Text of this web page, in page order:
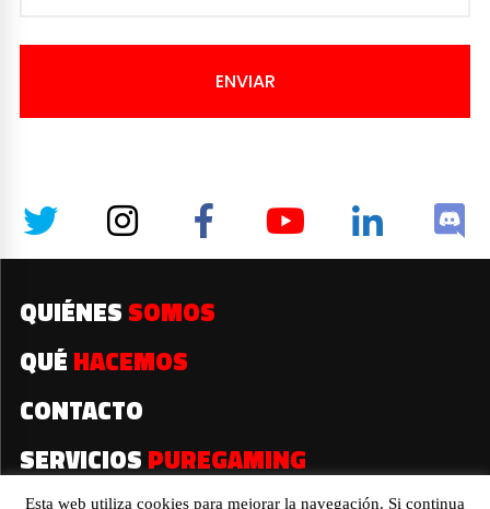
ENVIAR
QUIÉNES SOMOS
QUÉ HACEMOS
CONTACTO
SERVICIOS PUREGAMING
Esta web utiliza cookies para mejorar la navegación. Si continua